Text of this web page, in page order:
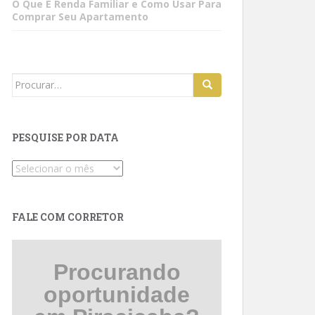
O Que É Renda Familiar e Como Usar Para
Comprar Seu Apartamento
Search
PESQUISE POR DATA
Pesquise
FALE COM CORRETOR
Procurando
oportunidade